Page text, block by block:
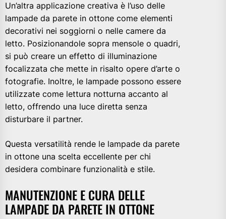
Un’altra applicazione creativa è l’uso delle
lampade da parete in ottone come elementi
decorativi nei soggiorni o nelle camere da
letto. Posizionandole sopra mensole o quadri,
si può creare un effetto di illuminazione
focalizzata che mette in risalto opere d’arte o
fotografie. Inoltre, le lampade possono essere
utilizzate come lettura notturna accanto al
letto, offrendo una luce diretta senza
disturbare il partner.
Questa versatilità rende le lampade da parete
in ottone una scelta eccellente per chi
desidera combinare funzionalità e stile.
MANUTENZIONE E CURA DELLE
LAMPADE DA PARETE IN OTTONE